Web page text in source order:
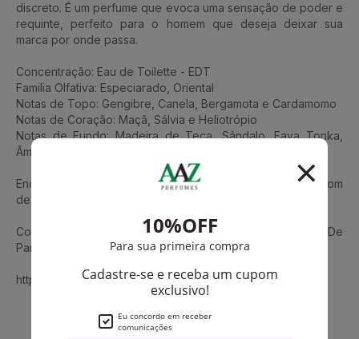
discreto. É um perfume que evoca uma sensação de poder e
requinte, perfeito para o homem que deseja deixar sua
marca por onde passa.
Concentração: Eau de Toilette - EDT
Familia Olfativa: Especiarado, Oriental
Notas de Topo: Gengibre, Canela, Bergamota e Cardamomo
Notas de Coração: Maçã, Sálvia e Heliotrópio
Notas de Fundo: Madeira de Teca, Sândalo, Fava Tonka,
Âmbar e Almíscar branco.
Encontre Presence de Mont Blanc na Aaz Perfumes, com
descontos e frete grátis.
Conheça também Explorer Ultra Blue De Mont Blanc Eau De
Parfum Masculino
https://www.aazperfumes.com.br/Mont-Blanc